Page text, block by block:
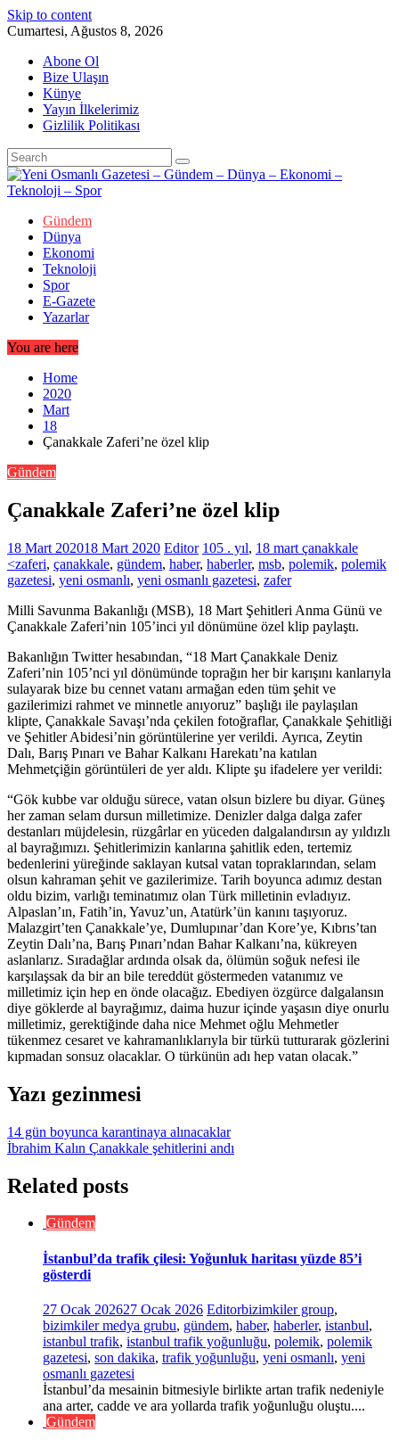
Skip to content
Cumartesi, Ağustos 8, 2026
Abone Ol
Bize Ulaşın
Künye
Yayın İlkelerimiz
Gizlilik Politikası
Gündem
Dünya
Ekonomi
Teknoloji
Spor
E-Gazete
Yazarlar
You are here
Home
2020
Mart
18
Çanakkale Zaferi’ne özel klip
Gündem
Çanakkale Zaferi’ne özel klip
18 Mart 202018 Mart 2020 Editor 105 . yıl, 18 mart çanakkale
<zaferi, çanakkale, gündem, haber, haberler, msb, polemik, polemik
gazetesi, yeni osmanlı, yeni osmanlı gazetesi, zafer
Milli Savunma Bakanlığı (MSB), 18 Mart Şehitleri Anma Günü ve
Çanakkale Zaferi’nin 105’inci yıl dönümüne özel klip paylaştı.
Bakanlığın Twitter hesabından, “18 Mart Çanakkale Deniz
Zaferi’nin 105’nci yıl dönümünde toprağın her bir karışını kanlarıyla
sulayarak bize bu cennet vatanı armağan eden tüm şehit ve
gazilerimizi rahmet ve minnetle anıyoruz” başlığı ile paylaşılan
klipte, Çanakkale Savaşı’nda çekilen fotoğraflar, Çanakkale Şehitliği
ve Şehitler Abidesi’nin görüntülerine yer verildi. Ayrıca, Zeytin
Dalı, Barış Pınarı ve Bahar Kalkanı Harekatı’na katılan
Mehmetçiğin görüntüleri de yer aldı. Klipte şu ifadelere yer verildi:
“Gök kubbe var olduğu sürece, vatan olsun bizlere bu diyar. Güneş
her zaman selam dursun milletimize. Denizler dalga dalga zafer
destanları müjdelesin, rüzgârlar en yüceden dalgalandırsın ay yıldızlı
al bayrağımızı. Şehitlerimizin kanlarına şahitlik eden, tertemiz
bedenlerini yüreğinde saklayan kutsal vatan topraklarından, selam
olsun kahraman şehit ve gazilerimize. Tarih boyunca adımız destan
oldu bizim, varlığı teminatımız olan Türk milletinin evladıyız.
Alpaslan’ın, Fatih’in, Yavuz’un, Atatürk’ün kanını taşıyoruz.
Malazgirt’ten Çanakkale’ye, Dumlupınar’dan Kore’ye, Kıbrıs’tan
Zeytin Dalı’na, Barış Pınarı’ndan Bahar Kalkanı’na, kükreyen
aslanlarız. Sıradağlar ardında olsak da, ölümün soğuk nefesi ile
karşılaşsak da bir an bile tereddüt göstermeden vatanımız ve
milletimiz için hep en önde olacağız. Ebediyen özgürce dalgalansın
diye göklerde al bayrağımız, daima huzur içinde yaşasın diye onurlu
milletimiz, gerektiğinde daha nice Mehmet oğlu Mehmetler
tükenmez cesaret ve kahramanlıklarıyla bir türkü tutturarak gözlerini
kıpmadan sonsuz olacaklar. O türkünün adı hep vatan olacak.”
Yazı gezinmesi
14 gün boyunca karantinaya alınacaklar
İbrahim Kalın Çanakkale şehitlerini andı
Related posts
Gündem
İstanbul’da trafik çilesi: Yoğunluk haritası yüzde 85’i
gösterdi
27 Ocak 202627 Ocak 2026 Editorbizimkiler group,
bizimkiler medya grubu, gündem, haber, haberler, istanbul,
istanbul trafik, istanbul trafik yoğunluğu, polemik, polemik
gazetesi, son dakika, trafik yoğunluğu, yeni osmanlı, yeni
osmanlı gazetesi
İstanbul’da mesainin bitmesiyle birlikte artan trafik nedeniyle
ana arter, cadde ve ara yollarda trafik yoğunluğu oluştu....
Gündem